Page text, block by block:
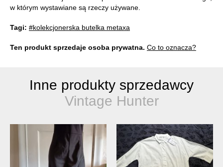
w którym wystawiane są rzeczy używane.
Tagi: #kolekcjonerska butelka metaxa
Ten produkt sprzedaje osoba prywatna. Co to oznacza?
Inne produkty sprzedawcy
Vintage Hunter